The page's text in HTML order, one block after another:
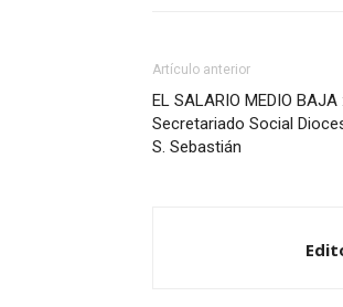
Artículo anterior
EL SALARIO MEDIO BAJA
Secretariado Social
S. Sebastián